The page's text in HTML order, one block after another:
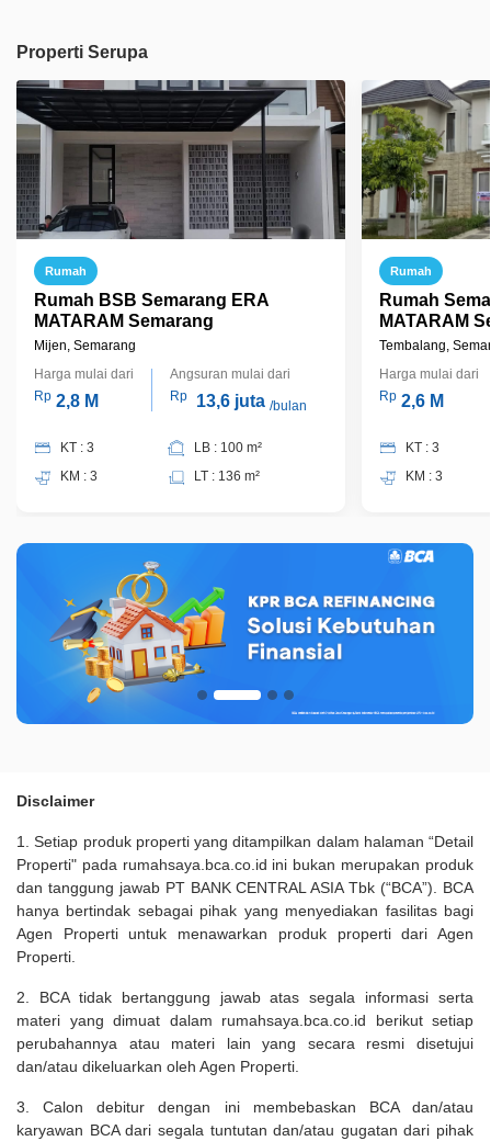
Properti Serupa
Rumah
Rumah BSB Semarang ERA
MATARAM Semarang
Mijen, Semarang
Harga mulai dari
Rp 2,8 M
Angsuran mulai dari
Rp
13,6 juta /bulan
KT : 3
KM : 3
LB : 100 m²
LT : 136 m²
Rumah
Rumah
MATARAM
Tembalang,
Harga mulai dari
Rp 2,6 M
KT : 3
KM : 3
Disclaimer
1. Setiap produk properti yang ditampilkan dalam halaman “Detail
Properti" pada rumahsaya.bca.co.id ini bukan merupakan produk
dan tanggung jawab PT BANK CENTRAL ASIA Tbk (“BCA”). BCA
hanya bertindak sebagai pihak yang menyediakan fasilitas bagi
Agen Properti untuk menawarkan produk properti dari Agen
Properti.
2. BCA tidak bertanggung jawab atas segala informasi serta
materi yang dimuat dalam rumahsaya.bca.co.id berikut setiap
perubahannya atau materi lain yang secara resmi disetujui
dan/atau dikeluarkan oleh Agen Properti.
3. Calon debitur dengan ini membebaskan BCA dan/atau
karyawan BCA dari segala tuntutan dan/atau gugatan dari pihak